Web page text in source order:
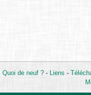
Quoi de neuf ?- Liens -